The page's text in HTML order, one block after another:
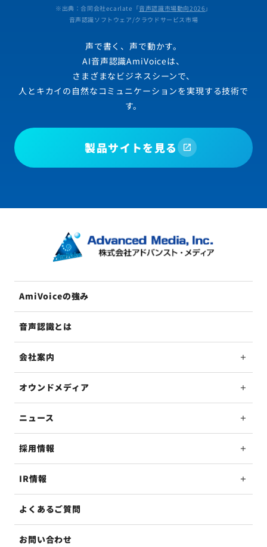
※出典：合同会社ecarlate「音声認識市場動向2026 」
音声認識ソフトウェア/クラウドサービス市場
声で書く、声で動かす。
AI音声認識AmiVoiceは、
さまざまなビジネスシーンで、
人とキカイの自然なコミュニケーションを実現する技術で
す。
製品サイトを見る
AmiVoiceの強み
音声認識とは
会社案内
オウンドメディア
ニュース
採用情報
IR情報
よくあるご質問
お問い合わせ